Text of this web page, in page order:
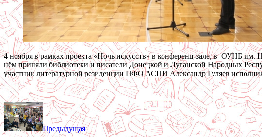
4 ноября в рамках проекта «Ночь искусств» в конференц-зале, в ОУНБ
нём приняли библиотеки и писатели Донецкой и Луганской Народных
участник литературной резиденции ПФО АСПИ Александр Гуляев
Предыдущая